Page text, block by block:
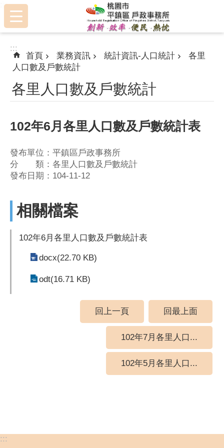
跳到主要內容區塊
:::
:::
首頁 業務資訊 統計資訊-人口統計
各里
人口數及戶數統計
各里人口數及戶數統計
102年6月各里人口數及戶數統計表
發布單位：平鎮區戶政事務所
分 類：各里人口數及戶數統計
發布日期：104-11-12
相關檔案
102年6月各里人口數及戶數統計表
docx(22.70 KB)
odt(16.71 KB)
回上一頁 回最上面
102年7月各里人口...
102年5月各里人口...
:::